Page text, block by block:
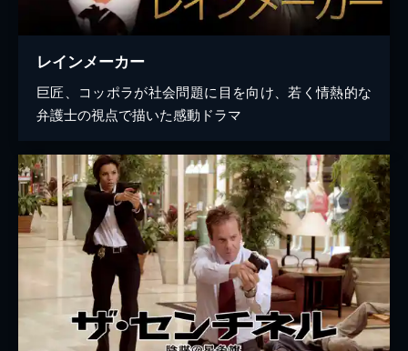
レインメーカー
巨匠、コッポラが社会問題に目を向け、若く情熱的な
弁護士の視点で描いた感動ドラマ